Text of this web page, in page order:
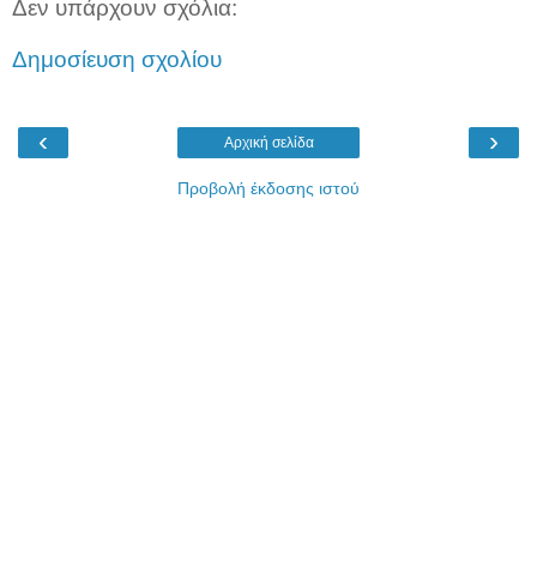
Δεν υπάρχουν σχόλια:
Δημοσίευση σχολίου
‹ ›
Αρχική σελίδα
Προβολή έκδοσης ιστού